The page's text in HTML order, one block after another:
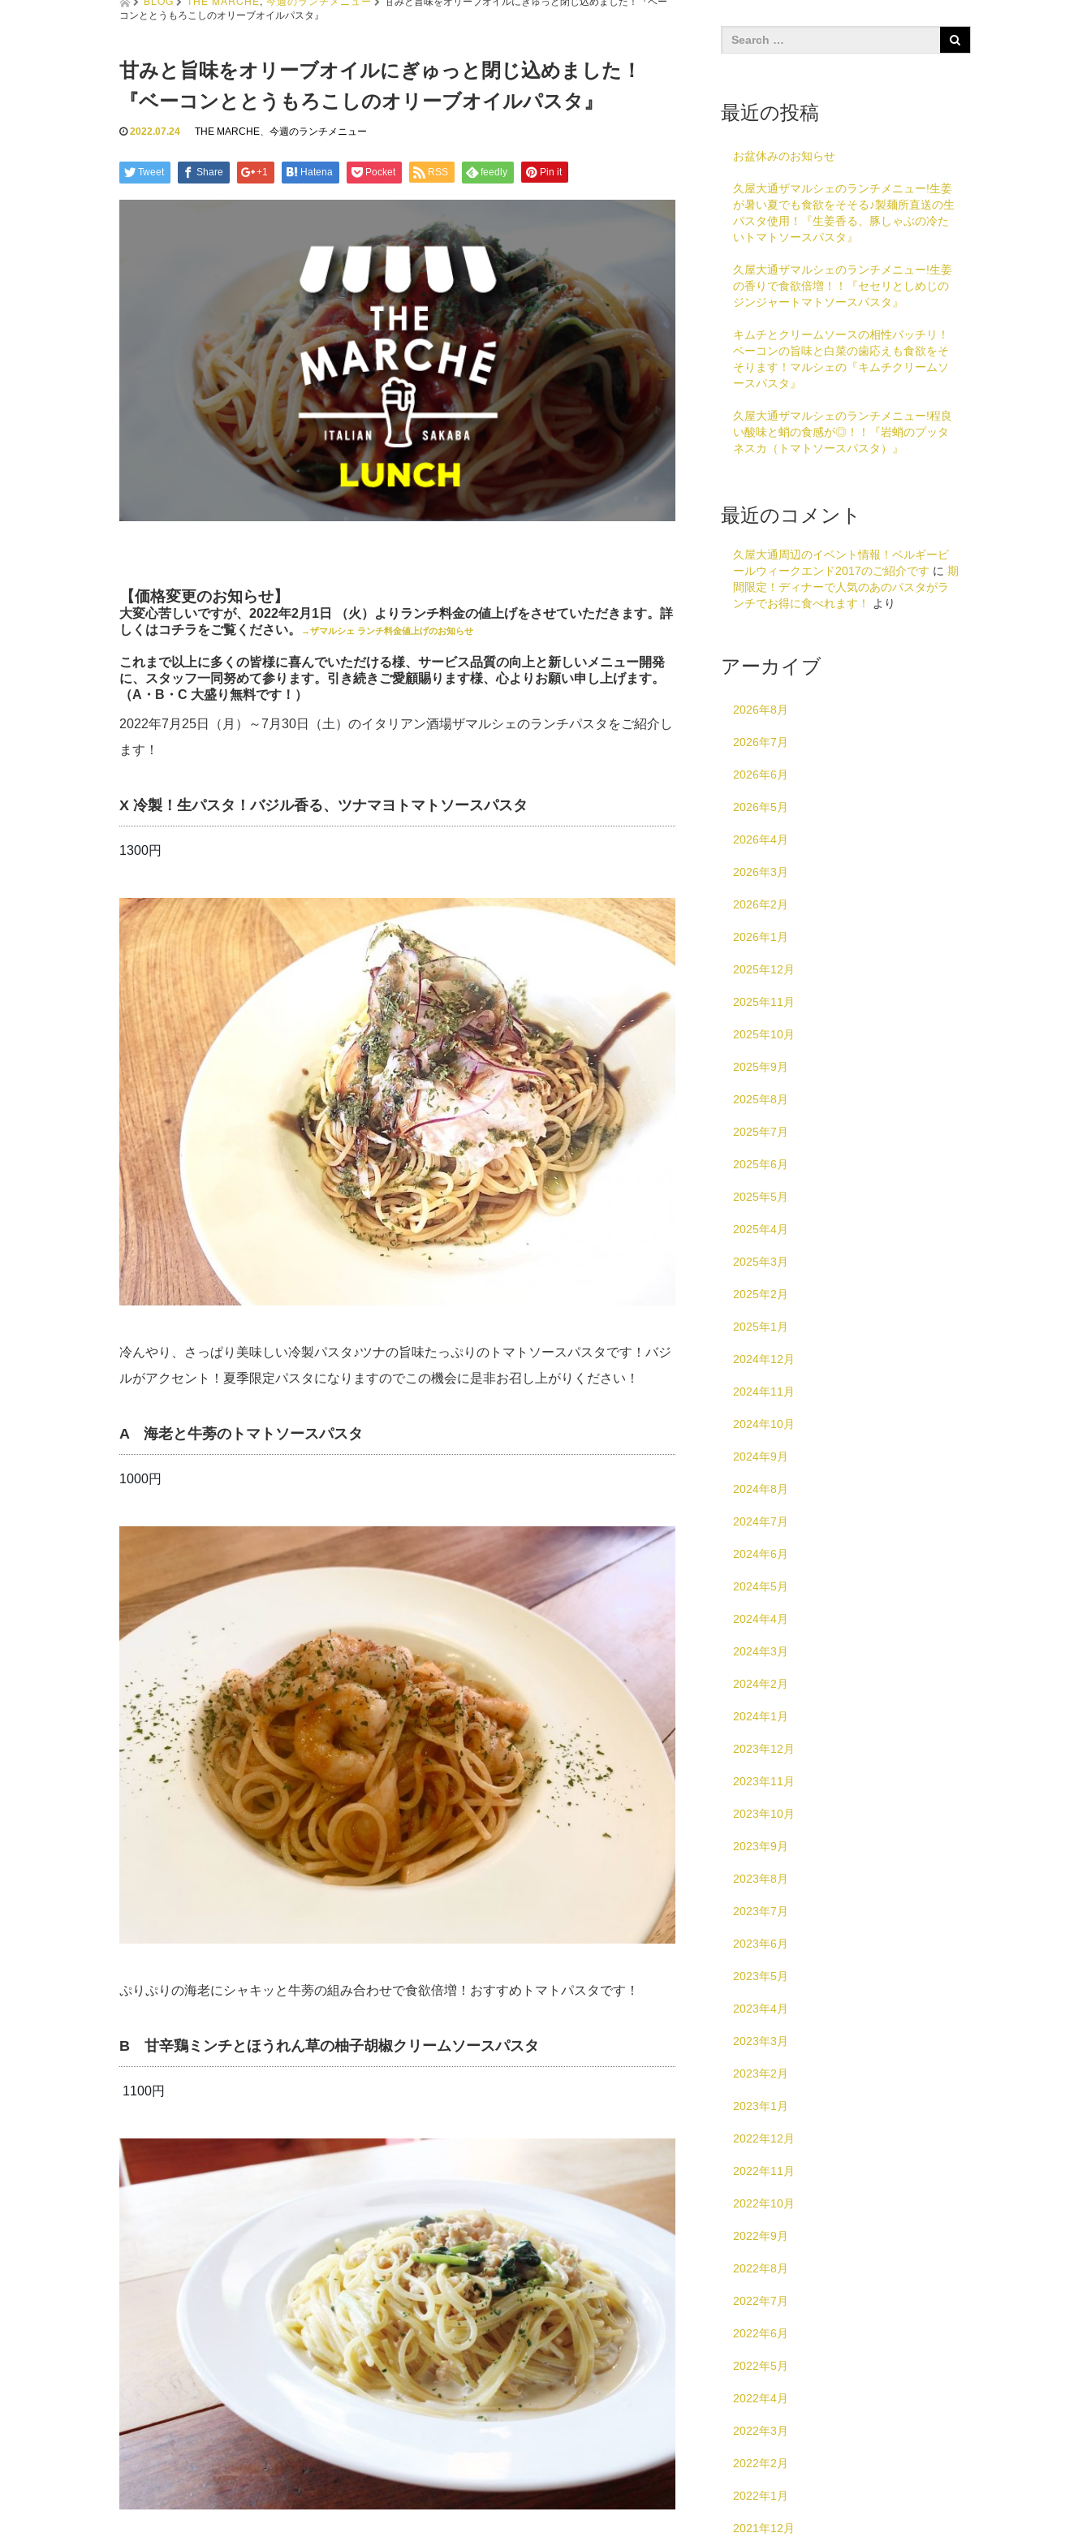
コンととうもろこしのオリーブオイルパスタ』
甘みと旨味をオリーブオイルにぎゅっと閉じ込めました！
『ベーコンととうもろこしのオリーブオイルパスタ』
2022.07.24 THE MARCHE、 今週のランチメニュー
Tweet Share +1 Hatena Pocket RSS feedly Pin it
【価格変更のお知らせ】
大変心苦しいですが、2022年2月1日 （火）よりランチ料金の値上げをさせていただきます。 詳
しくはコチラをご覧ください。
→ザマルシェ ランチ料金値上げのお知らせ
これまで以上に多くの皆様に喜んでいただける様、サービス品質の向上と新しいメニュー開発
に、スタッフ一同努めて参ります。引き続きご愛顧賜ります様、心よりお願い申し上げます。
（A・B・C 大盛り無料です！）
2022年7月25日（月）～7月30日（土）のイタリアン酒場ザマルシェのランチパスタをご紹介し
ます！
X 冷製！生パスタ！バジル香る、ツナマヨトマトソースパスタ
1300円
冷んやり、さっぱり美味しい冷製パスタ♪ツナの旨味たっぷりのトマトソースパスタです！バジ
ルがアクセント！夏季限定パスタになりますのでこの機会に是非お召し上がりください！
A 海老と牛蒡のトマトソースパスタ
1000円
ぷりぷりの海老にシャキッと牛蒡の組み合わせで食欲倍増！おすすめトマトパスタです！
B 甘辛鶏ミンチとほうれん草の柚子胡椒クリームソースパスタ
1100円
最近の投稿
お盆休みのお知らせ
久屋大通ザマルシェのランチメニュー!生姜
が暑い夏でも食欲をそそる♪製麺所直送の生
パスタ使用！『生姜香る、豚しゃぶの冷た
いトマトソースパスタ』
久屋大通ザマルシェのランチメニュー!生姜
の香りで食欲倍増！！『セセリとしめじの
ジンジャートマトソースパスタ』
キムチとクリームソースの相性バッチリ！
ベーコンの旨味と白菜の歯応えも食欲をそ
そります！マルシェの『キムチクリームソ
ースパスタ』
久屋大通ザマルシェのランチメニュー!程良
い酸味と蛸の食感が◎！！『岩蛸のプッタ
ネスカ（トマトソースパスタ）』
最近のコメント
久屋大通周辺のイベント情報！ベルギービ
ールウィークエンド2017のご紹介です に期
間限定！ディナーで人気のあのパスタがラ
ンチでお得に食べれます！
より
アーカイブ
2026年8月
2026年7月
2026年6月
2026年5月
2026年4月
2026年3月
2026年2月
2026年1月
2025年12月
2025年11月
2025年10月
2025年9月
2025年8月
2025年7月
2025年6月
2025年5月
2025年4月
2025年3月
2025年2月
2025年1月
2024年12月
2024年11月
2024年10月
2024年9月
2024年8月
2024年7月
2024年6月
2024年5月
2024年4月
2024年3月
2024年2月
2024年1月
2023年12月
2023年11月
2023年10月
2023年9月
2023年8月
2023年7月
2023年6月
2023年5月
2023年4月
2023年3月
2023年2月
2023年1月
2022年12月
2022年11月
2022年10月
2022年9月
2022年8月
2022年7月
2022年6月
2022年5月
2022年4月
2022年3月
2022年2月
2022年1月
2021年12月